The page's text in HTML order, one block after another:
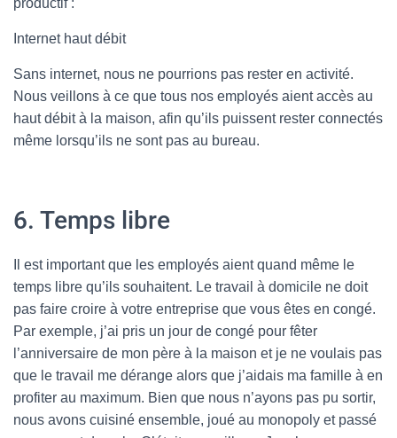
productif :
Internet haut débit
Sans internet, nous ne pourrions pas rester en activité.
Nous veillons à ce que tous nos employés aient accès au
haut débit à la maison, afin qu’ils puissent rester connectés
même lorsqu’ils ne sont pas au bureau.
6. Temps libre
Il est important que les employés aient quand même le
temps libre qu’ils souhaitent. Le travail à domicile ne doit
pas faire croire à votre entreprise que vous êtes en congé.
Par exemple, j’ai pris un jour de congé pour fêter
l’anniversaire de mon père à la maison et je ne voulais pas
que le travail me dérange alors que j’aidais ma famille à en
profiter au maximum. Bien que nous n’ayons pas pu sortir,
nous avons cuisiné ensemble, joué au monopoly et passé